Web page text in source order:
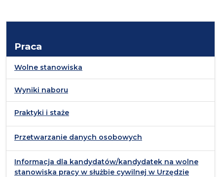
Praca
Wolne stanowiska
Wyniki naboru
Praktyki i staże
Przetwarzanie danych osobowych
Informacja dla kandydatów/kandydatek na wolne
stanowiska pracy w służbie cywilnej w Urzędzie